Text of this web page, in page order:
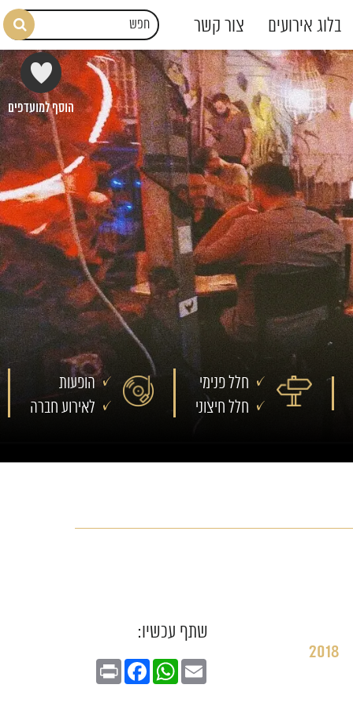
בלוג אירועים צור קשר
חלל פנימי
חלל חיצוני
הופעות
לאירוע חברה
הוסף למועדפים
2018
שתף עכשיו:
Print
FacebookWhatsAppEmail